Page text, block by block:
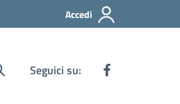
Accedi
Seguici su: